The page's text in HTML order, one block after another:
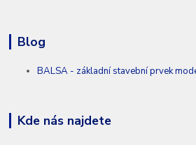
Blog
BALSA - základní stavební prvek
Kde nás najdete